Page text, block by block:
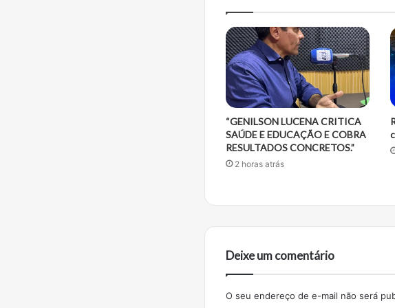
“GENILSON LUCENA CRITICA
SAÚDE E EDUCAÇÃO E COBRA
RESULTADOS CONCRETOS.”
2 horas atrás
Deixe um comentário
O seu endereço de e-mail não será